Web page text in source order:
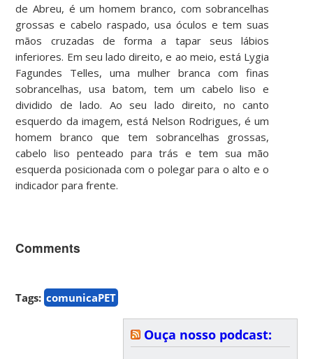
de Abreu, é um homem branco, com sobrancelhas
grossas e cabelo raspado, usa óculos e tem suas
mãos cruzadas de forma a tapar seus lábios
inferiores. Em seu lado direito, e ao meio, está Lygia
Fagundes Telles, uma mulher branca com finas
sobrancelhas, usa batom, tem um cabelo liso e
dividido de lado. Ao seu lado direito, no canto
esquerdo da imagem, está Nelson Rodrigues, é um
homem branco que tem sobrancelhas grossas,
cabelo liso penteado para trás e tem sua mão
esquerda posicionada com o polegar para o alto e o
indicador para frente.
Comments
Tags: comunicaPET
Ouça nosso podcast: